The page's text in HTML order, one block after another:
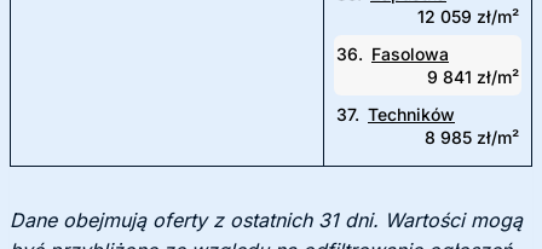
12 059 zł/m²
36. Fasolowa
9 841 zł/m²
37. Techników
8 985 zł/m²
Dane obejmują oferty z ostatnich 31 dni. Wartości mogą